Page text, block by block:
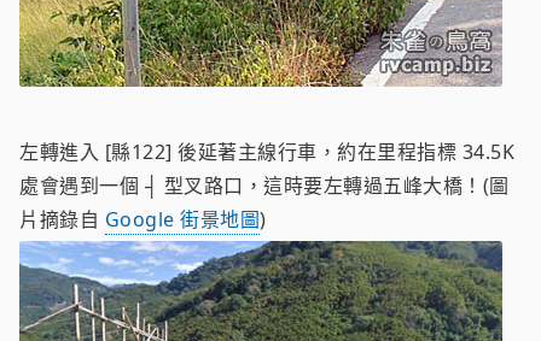
左轉進入 [縣122] 後延著主線行車，約在里程指標 34.5K
處會遇到一個 ┤ 型叉路口，這時要左轉過五峰大橋！(圖
片摘錄自 Google 街景地圖)